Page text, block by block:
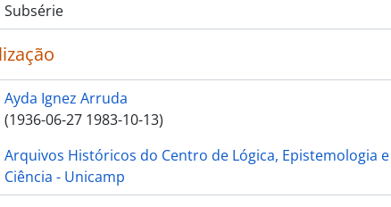
Subsérie
Ayda Ignez Arruda
(1936-06-27 1983-10-13)
Arquivos Históricos do Centro de Lógica, Epistemologia
Ciência - Unicamp